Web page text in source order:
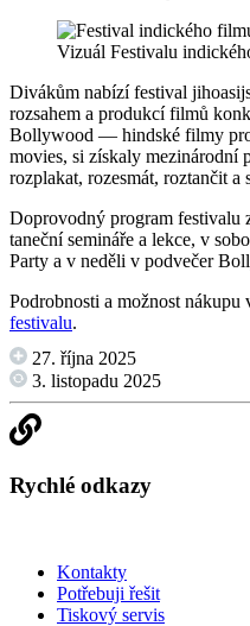
Vizuál Festivalu
Divákům nabízí festival
rozsahem a produkcí filmů
Bollywood — hindské filmy
movies, si získaly mezinárodní
rozplakat, rozesmát, roztančit a
Doprovodný program festivalu
taneční semináře a lekce, v
Party a v neděli v podvečer
Podrobnosti a možnost nákupu
festivalu.
27. října 2025
3. listopadu 2025
Rychlé odkazy
Kontakty
Potřebuji řešit
Tiskový servis